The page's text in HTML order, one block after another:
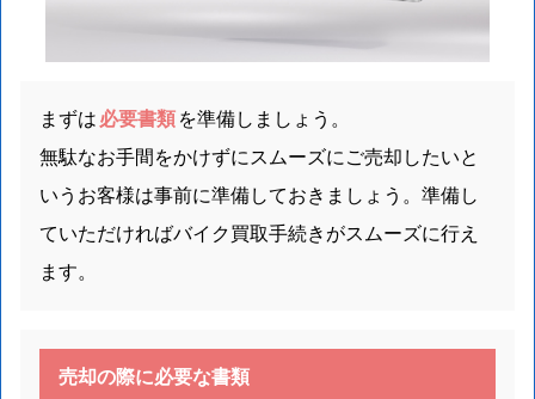
まずは 必要書類 を準備しましょう。
無駄なお手間をかけずにスムーズにご売却したいと
いうお客様は事前に準備しておきましょう。準備し
ていただければバイク買取手続きがスムーズに行え
ます。
売却の際に必要な書類